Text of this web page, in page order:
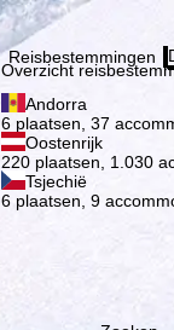
Reisbestemmingen
Overzicht
Andorra
6 plaatsen, 37
Oostenrijk
220 plaatsen, 1.030
Tsjechië
6 plaatsen, 9